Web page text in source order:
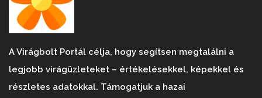
A Virágbolt Portál célja, hogy segítsen megtalálni a
legjobb virágüzleteket – értékelésekkel, képekkel és
részletes adatokkal. Támogatjuk a hazai